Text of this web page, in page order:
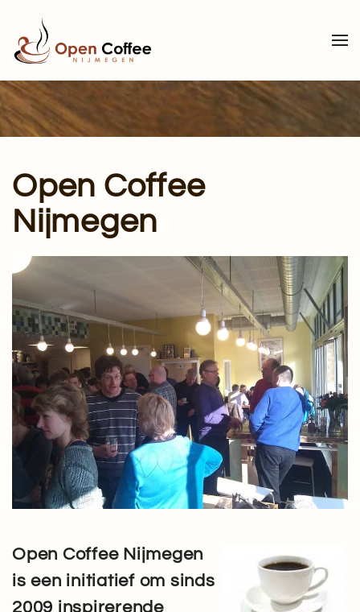
Terug naar hoofdinhoud
Open Coffee
Nijmegen
Open Coffee Nijmegen
is een initiatief om sinds
2009 inspirerende